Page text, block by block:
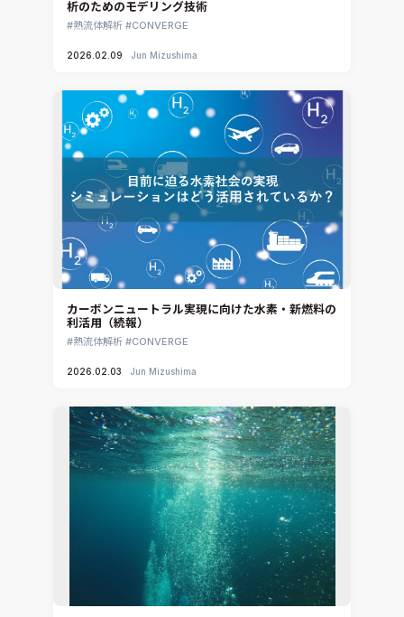
析のためのモデリング技術
熱流体解析 CONVERGE
2026.02.09 Jun Mizushima
カーボンニュートラル実現に向けた水素・新燃料の
利活用（続報）
熱流体解析 CONVERGE
2026.02.03 Jun Mizushima